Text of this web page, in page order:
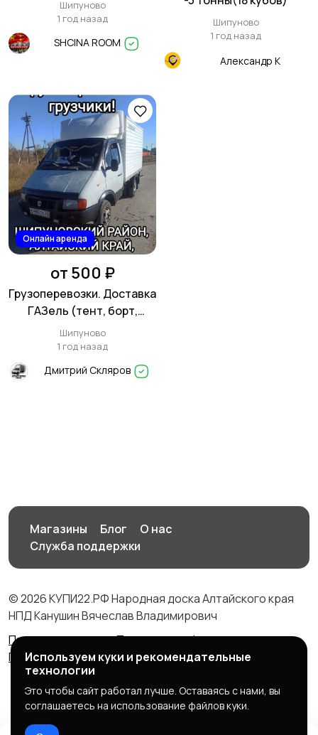
Шипуново
1 год назад
SHCINA ROOM
Шипуново
1 год назад
Александр К
Онлайн аренда
от 500 ₽
Грузоперевозки. Доставка
ГАЗель (тент, борт,
термобудка)
Шипуново
1 год назад
Дмитрий Скляров
Магазины Блог
О нас
Служба поддержки
© 2026 КУПИ22.РФ Народная доска Алтайского края
НПД Канушин Вячеслав Владимирович
Правила сервиса
Политика конфиденциальности
Политика использования cookie
Используем куки и рекомендательные
технологии
Это чтобы сайт работал лучше. Оставаясь с нами, вы
соглашаетесь на использование файлов куки.